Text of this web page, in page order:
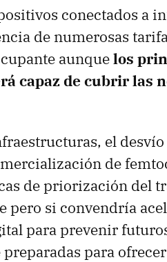
conectados a
de numerosas
aunquelos
capaz de cubrir las
el
de
de priorización del
pero si convendría
para prevenir
para